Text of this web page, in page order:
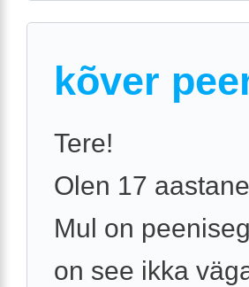
kõver
Tere!
Olen 17
Mul on
on see ikka